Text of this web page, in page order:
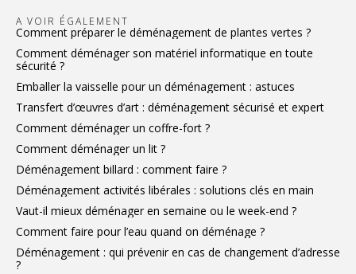
A VOIR ÉGALEMENT
Comment préparer le déménagement de plantes vertes ?
Comment déménager son matériel informatique en toute
sécurité ?
Emballer la vaisselle pour un déménagement : astuces
Transfert d’œuvres d’art : déménagement sécurisé et expert
Comment déménager un coffre-fort ?
Comment déménager un lit ?
Déménagement billard : comment faire ?
Déménagement activités libérales : solutions clés en main
Vaut-il mieux déménager en semaine ou le week-end ?
Comment faire pour l’eau quand on déménage ?
Déménagement : qui prévenir en cas de changement d’adresse
?